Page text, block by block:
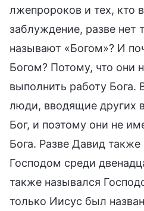
лжепророков и тех, кто
заблуждение, разве нет
называют «Богом»? И
Богом? Потому, что они
выполнить работу Бога.
люди, вводящие других
Бог, и поэтому они не
Бога. Разве Давид
Господом среди
также назывался
только Иисус был